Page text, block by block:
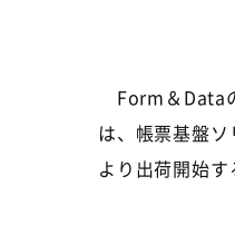
Form＆Data
は、帳票基盤
より出荷開始す